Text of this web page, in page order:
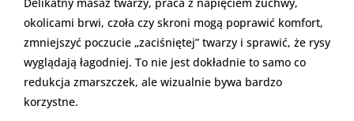
okolicami brwi, czoła czy skroni mogą poprawić komfort,
zmniejszyć poczucie „zaciśniętej” twarzy i sprawić, że rysy
wyglądają łagodniej. To nie jest dokładnie to samo co
redukcja zmarszczek, ale wizualnie bywa bardzo
korzystne.